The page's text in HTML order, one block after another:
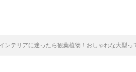
ンテリアに迷ったら観葉植物！おしゃれな大型っ